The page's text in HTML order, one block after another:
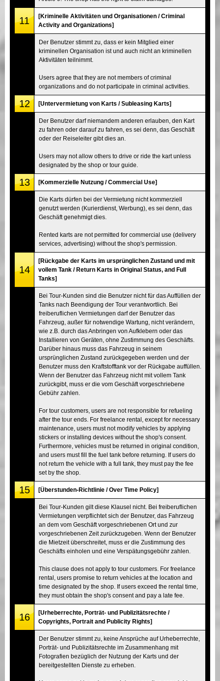
11
[Kriminelle Aktivitäten und Organisationen / Criminal
Activity and Organizations]
Der Benutzer stimmt zu, dass er kein Mitglied einer
kriminellen Organisation ist und auch nicht an kriminellen
Aktivitäten teilnimmt.
Users agree that they are not members of criminal
organizations and do not participate in criminal activities.
12 [Untervermietung von Karts / Subleasing Karts]
Der Benutzer darf niemandem anderen erlauben, den Kart
zu fahren oder darauf zu fahren, es sei denn, das Geschäft
oder der Reiseleiter gibt dies an.
Users may not allow others to drive or ride the kart unless
designated by the shop or tour guide.
13 [Kommerzielle Nutzung / Commercial Use]
Die Karts dürfen bei der Vermietung nicht kommerziell
genutzt werden (Kurierdienst, Werbung), es sei denn, das
Geschäft genehmigt dies.
Rented karts are not permitted for commercial use (delivery
services, advertising) without the shop's permission.
14
[Rückgabe der Karts im ursprünglichen Zustand und mit
vollem Tank / Return Karts in Original Status, and Full
Tanks]
Bei Tour-Kunden sind die Benutzer nicht für das Auffüllen der
Tanks nach Beendigung der Tour verantwortlich. Bei
freiberuflichen Vermietungen darf der Benutzer das
Fahrzeug, außer für notwendige Wartung, nicht verändern,
wie z.B. durch das Anbringen von Aufklebern oder das
Installieren von Geräten, ohne Zustimmung des Geschäfts.
Darüber hinaus muss das Fahrzeug in seinem
ursprünglichen Zustand zurückgegeben werden und der
Benutzer muss den Kraftstofftank vor der Rückgabe auffüllen.
Wenn der Benutzer das Fahrzeug nicht mit vollem Tank
zurückgibt, muss er die vom Geschäft vorgeschriebene
Gebühr zahlen.
For tour customers, users are not responsible for refueling
after the tour ends. For freelance rental, except for necessary
maintenance, users must not modify vehicles by applying
stickers or installing devices without the shop's consent.
Furthermore, vehicles must be returned in original condition,
and users must fill the fuel tank before returning. If users do
not return the vehicle with a full tank, they must pay the fee
set by the shop.
15 [Überstunden-Richtlinie / Over Time Policy]
Bei Tour-Kunden gilt diese Klausel nicht. Bei freiberuflichen
Vermietungen verpflichtet sich der Benutzer, das Fahrzeug
an dem vom Geschäft vorgeschriebenen Ort und zur
vorgeschriebenen Zeit zurückzugeben. Wenn der Benutzer
die Mietzeit überschreitet, muss er die Zustimmung des
Geschäfts einholen und eine Verspätungsgebühr zahlen.
This clause does not apply to tour customers. For freelance
rental, users promise to return vehicles at the location and
time designated by the shop. If users exceed the rental time,
they must obtain the shop's consent and pay a late fee.
16
[Urheberrechte, Porträt- und Publizitätsrechte /
Copyrights, Portrait and Publicity Rights]
Der Benutzer stimmt zu, keine Ansprüche auf Urheberrechte,
Porträt- und Publizitätsrechte im Zusammenhang mit
Fotografien bezüglich der Nutzung der Karts und der
bereitgestellten Dienste zu erheben.